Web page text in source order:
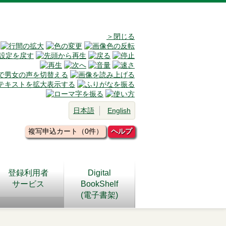
＞閉じる
日本語 English
複写申込カート（0件） ヘルプ
登録利用者
サービス
Digital
BookShelf
(電子書架)